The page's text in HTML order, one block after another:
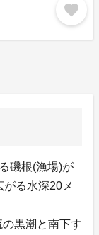
favorite
磯根(漁場)が
る水深20メ
黒潮と南下す